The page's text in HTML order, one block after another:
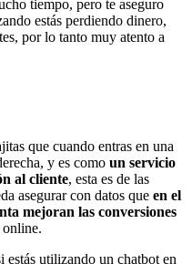
tiempo, pero te aseguro
estás perdiendo dinero,
por lo tanto muy atento a
que cuando entras en una
y es como un servicio
al cliente, esta es de las
asegurar con datos que en el
mejoran las conversiones
online.
estás utilizando un chatbot en